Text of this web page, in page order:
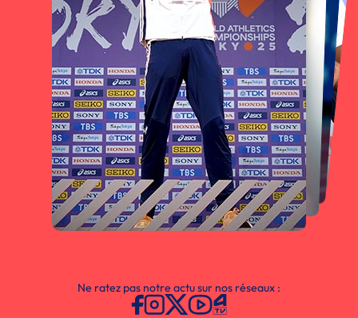
Ne ratez pas notre actu sur nos réseaux :